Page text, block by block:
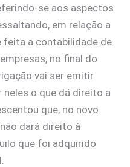
se aos aspectos
em relação a
a contabilidade de
no final do
vai ser emitir
o que dá direito a
que, no novo
dará direito à
que foi adquirido